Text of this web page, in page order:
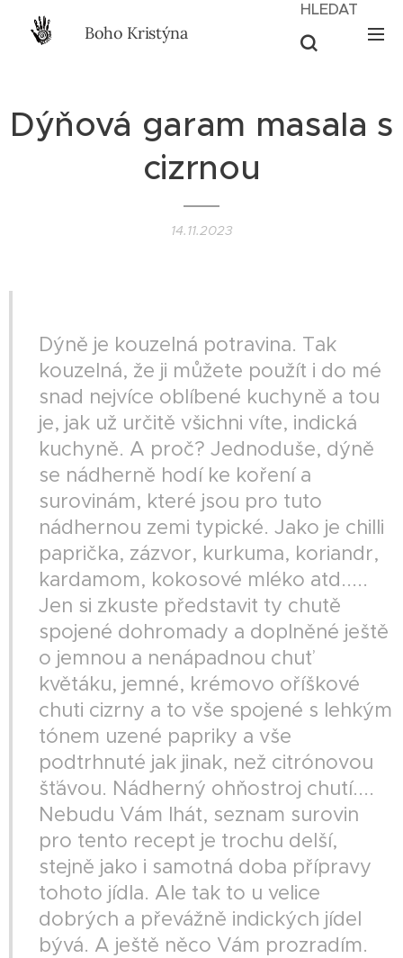
Boho Kristýna
HLEDAT
Dýňová garam masala s
cizrnou
14.11.2023
Dýně je kouzelná potravina. Tak
kouzelná, že ji můžete použít i do mé
snad nejvíce oblíbené kuchyně a tou
je, jak už určitě všichni víte, indická
kuchyně. A proč? Jednoduše, dýně
se nádherně hodí ke koření a
surovinám, které jsou pro tuto
nádhernou zemi typické. Jako je chilli
paprička, zázvor, kurkuma, koriandr,
kardamom, kokosové mléko atd.....
Jen si zkuste představit ty chutě
spojené dohromady a doplněné ještě
o jemnou a nenápadnou chuť
květáku, jemné, krémovo oříškové
chuti cizrny a to vše spojené s lehkým
tónem uzené papriky a vše
podtrhnuté jak jinak, než citrónovou
šťávou. Nádherný ohňostroj chutí....
Nebudu Vám lhát, seznam surovin
pro tento recept je trochu delší,
stejně jako i samotná doba přípravy
tohoto jídla. Ale tak to u velice
dobrých a převážně indických jídel
bývá. A ještě něco Vám prozradím.